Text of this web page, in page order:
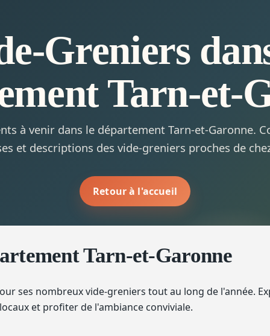
Greniers
Tarn-et-
à venir dans le département Tarn-et-Garonne.
et descriptions des vide-greniers proches de
Retour à l'accueil
Tarn-et-Garonne
ses nombreux vide-greniers tout au long de l'année.
et profiter de l'ambiance conviviale.